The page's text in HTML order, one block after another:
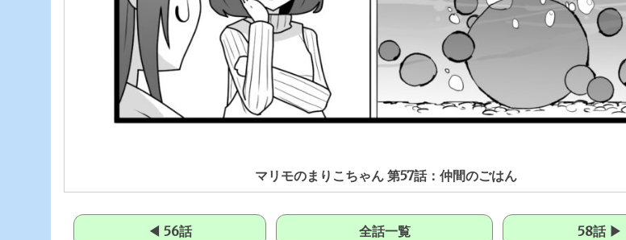
マリモのまりこちゃん 第57話：仲間のごはん
◀ 56話 全話一覧 58話 ▶